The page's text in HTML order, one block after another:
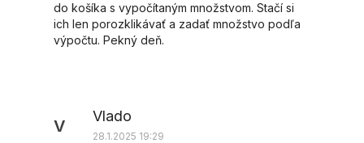
do košíka s vypočítaným množstvom. Stačí si
ich len porozklikávať a zadať množstvo podľa
výpočtu. Pekný deň.
V
Vlado
28.1.2025 19:29